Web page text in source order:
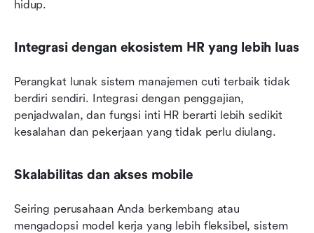
hidup.
Integrasi dengan ekosistem HR yang lebih luas
Perangkat lunak sistem manajemen cuti terbaik tidak
berdiri sendiri. Integrasi dengan penggajian,
penjadwalan, dan fungsi inti HR berarti lebih sedikit
kesalahan dan pekerjaan yang tidak perlu diulang.
Skalabilitas dan akses mobile
Seiring perusahaan Anda berkembang atau
mengadopsi model kerja yang lebih fleksibel, sistem